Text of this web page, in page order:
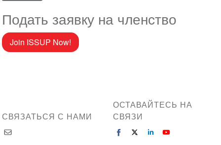
Подать заявку на членство
Join ISSUP Now!
СВЯЗАТЬСЯ С НАМИ
ОСТАВАЙТЕСЬ НА
СВЯЗИ